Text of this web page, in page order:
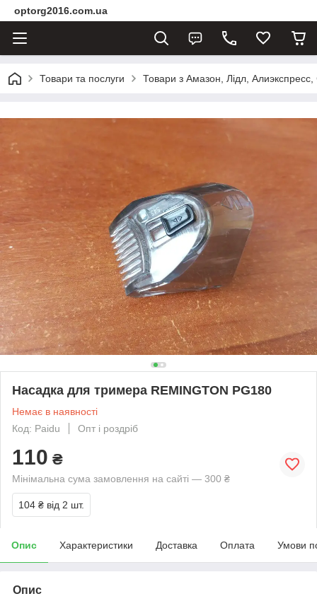
optorg2016.com.ua
Товари та послуги Товари з Амазон, Лідл, Алиэкспресс,
Насадка для тримера REMINGTON PG180
Немає в наявності
Код: Paidu
Опт і роздріб
110 ₴
Мінімальна сума замовлення на сайті — 300 ₴
104 ₴ від 2 шт.
Опис Характеристики Доставка Оплата Умови
Опис